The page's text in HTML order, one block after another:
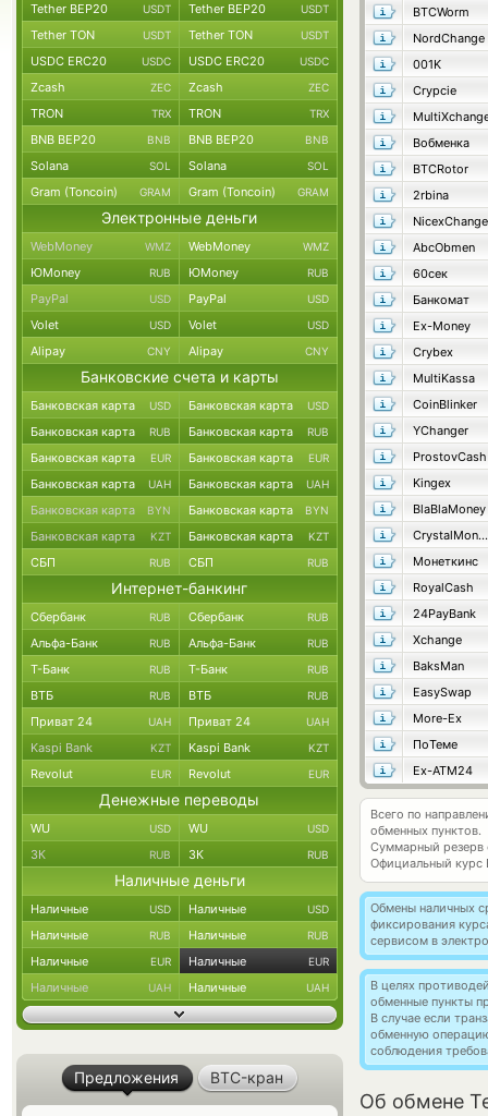
BTCWorm
NordChange
001K
Crypcie
Вобменка
BTCRotor
2rbina
AbcObmen
60сек
Банкомат
Ex-Money
Crybex
MultiKassa
CoinBlinker
YChanger
ProstovCash
Kingex
BlaBlaMoney
CrystalMoney
Монеткинс
RoyalCash
24PayBank
Xchange
BaksMan
EasySwap
More-Ex
ПоТеме
Ex-ATM24
Всего по
обменных пунктов.
Суммарный резерв
Официальный курс
Обмены наличных
фиксирования
сервисом в
В целях
обменные пункты
В случае если
обменную
соблюдения
Об обмене
Tether BEP20 USDT Tether BEP20 USDT
Tether TON USDT Tether TON USDT
USDC ERC20 USDC USDC ERC20 USDC
Zcash ZEC Zcash ZEC
TRON TRX TRON TRX
BNB BEP20 BNB BNB BEP20 BNB
Solana SOL Solana SOL
Gram (Toncoin) GRAM Gram (Toncoin) GRAM
Электронные деньги
WebMoney WMZ WebMoney WMZ
ЮMoney RUB ЮMoney RUB
PayPal USD PayPal USD
Volet USD Volet USD
Alipay CNY Alipay CNY
Банковские счета и карты
Банковская карта USD Банковская карта USD
Банковская карта RUB Банковская карта RUB
Банковская карта EUR Банковская карта EUR
Банковская карта UAH Банковская карта UAH
Банковская карта BYN Банковская карта BYN
Банковская карта KZT Банковская карта KZT
СБП RUB СБП RUB
Интернет-банкинг
Сбербанк RUB Сбербанк RUB
Альфа-Банк RUB Альфа-Банк RUB
Т-Банк RUB Т-Банк RUB
ВТБ RUB ВТБ RUB
Приват 24 UAH Приват 24 UAH
Kaspi Bank KZT Kaspi Bank KZT
Revolut EUR Revolut EUR
Денежные переводы
WU USD WU USD
ЗК RUB ЗК RUB
Наличные деньги
Наличные USD Наличные USD
Наличные RUB Наличные RUB
Наличные EUR Наличные EUR
Наличные UAH Наличные UAH
Предложения BTC-кран